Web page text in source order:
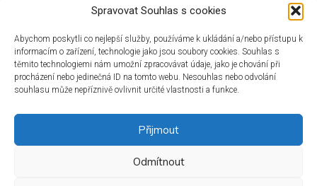
Spravovat Souhlas s cookies
Abychom poskytli co nejlepší služby, používáme k ukládání a/nebo přístupu k
informacím o zařízení, technologie jako jsou soubory cookies. Souhlas s
těmito technologiemi nám umožní zpracovávat údaje, jako je chování při
procházení nebo jedinečná ID na tomto webu. Nesouhlas nebo odvolání
souhlasu může nepříznivě ovlivnit určité vlastnosti a funkce.
Přijmout
Odmítnout